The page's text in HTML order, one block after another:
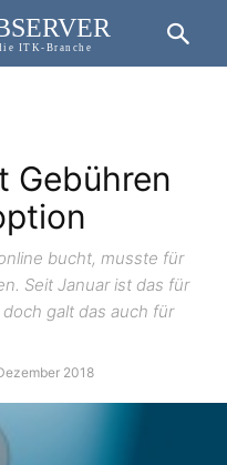
ITK-Branche
Gebühren
bucht, musste für
Seit Januar ist das für
galt das auch für
2018